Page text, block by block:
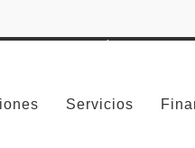
Servicios